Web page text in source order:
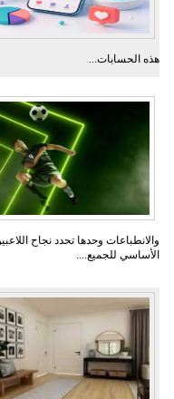
هذه الحسابات...
والانطباعات وحدها تحدد نجاح
الأساسي للجميع....